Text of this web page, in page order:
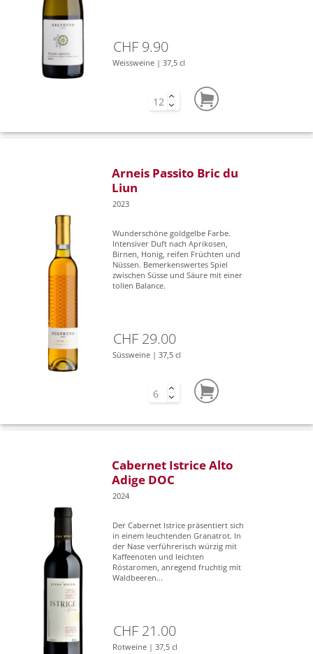
CHF 9.90
Weissweine | 37,5 cl
Arneis Passito Bric du
Liun
2023
Wunderschöne goldgelbe Farbe.
Intensiver Duft nach Aprikosen,
Birnen, Honig, reifen Früchten und
Nüssen. Bemerkenswertes Spiel
zwischen Süsse und Säure mit einer
tollen Balance.
CHF 29.00
Süssweine | 37,5 cl
Cabernet Istrice Alto
Adige DOC
2024
Der Cabernet Istrice präsentiert sich
in einem leuchtenden Granatrot. In
der Nase verführerisch würzig mit
Kaffeenoten und leichten
Röstaromen, anregend fruchtig mit
Waldbeeren...
CHF 21.00
Rotweine | 37,5 cl